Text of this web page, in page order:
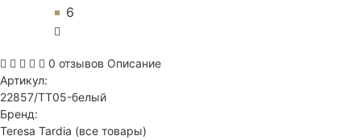
6
0 отзывов Описание
Артикул:
22857/TT05-белый
Бренд:
Teresa Tardia (все товары)